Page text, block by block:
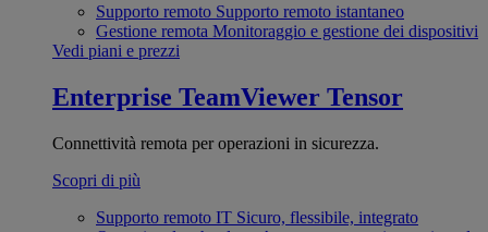
Supporto remoto Supporto remoto istantaneo
Gestione remota Monitoraggio e gestione dei dispositivi
Vedi piani e prezzi
Enterprise TeamViewer Tensor
Connettività remota per operazioni in sicurezza.
Scopri di più
Supporto remoto IT Sicuro, flessibile, integrato